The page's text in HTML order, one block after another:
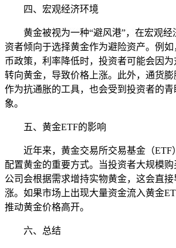
四、宏观经济环境
黄金被视为一种“避风港”，在宏观
资者倾向于选择黄金作为避险资产。例
币政策，利率降低时，投资者可能会因
转向黄金，导致价格上涨。此外，通货
作为抗通胀的工具，也会受到投资者的
象。
五、黄金ETF的影响
近年来，黄金交易所交易基金（ETF
配置黄金的重要方式。当投资者大规模
公司会根据需求增持实物黄金，这会直
涨。如果市场上出现大量资金流入黄金
推动黄金价格高开。
六、总结